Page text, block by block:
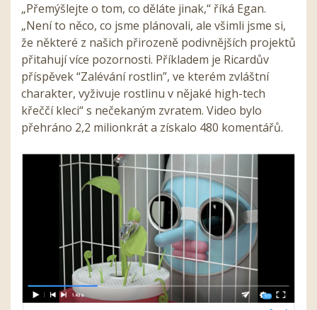
„Přemýšlejte o tom, co děláte jinak,“ říká Egan.
„Není to něco, co jsme plánovali, ale všimli jsme si,
že některé z našich přirozeně podivnějších projektů
přitahují více pozornosti. Příkladem je Ricardův
příspěvek “Zalévání rostlin”, ve kterém zvláštní
charakter, vyživuje rostlinu v nějaké high-tech
křeččí kleci“ s nečekaným zvratem. Video bylo
přehráno 2,2 milionkrát a získalo 480 komentářů.